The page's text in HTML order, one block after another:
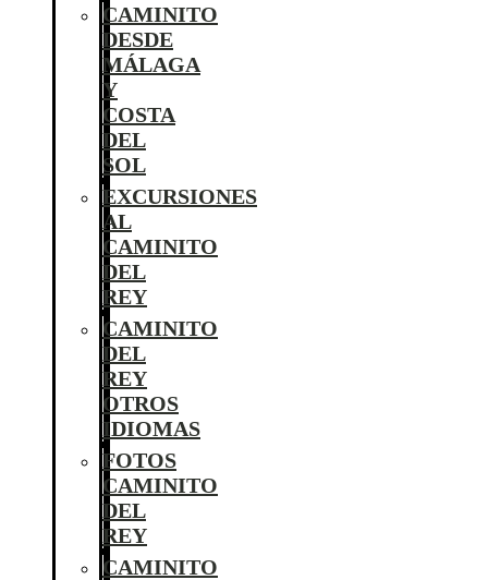
CAMINITO
DESDE
MÁLAGA
Y
COSTA
DEL
SOL
EXCURSIONES
AL
CAMINITO
DEL
REY
CAMINITO
DEL
REY
OTROS
IDIOMAS
FOTOS
CAMINITO
DEL
REY
CAMINITO